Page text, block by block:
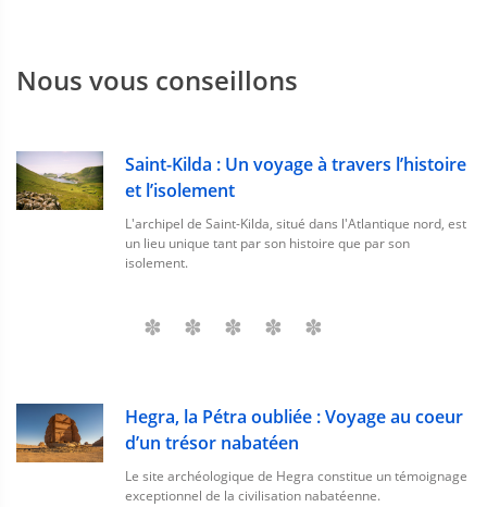
Nous vous conseillons
Saint-Kilda : Un voyage à travers l’histoire
et l’isolement
L'archipel de Saint-Kilda, situé dans l'Atlantique nord, est
un lieu unique tant par son histoire que par son
isolement.
Hegra, la Pétra oubliée : Voyage au coeur
d’un trésor nabatéen
Le site archéologique de Hegra constitue un témoignage
exceptionnel de la civilisation nabatéenne.